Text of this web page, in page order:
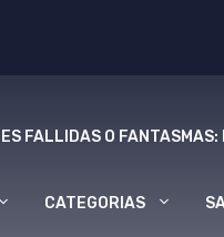
FALLIDAS O
CATEGORIAS